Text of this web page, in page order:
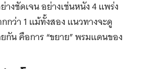
งชัดเจน อย่างเช่นหนัง 4 แพร่ง
กว่า 1 แม้ทั้งสอง แนวทางจะดู
กัน คือการ “ขยาย” พรมแดนของ